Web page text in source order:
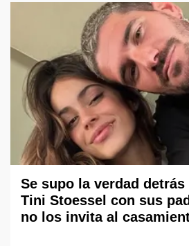
Se supo la verdad detrás
Tini Stoessel con sus
no los invita al